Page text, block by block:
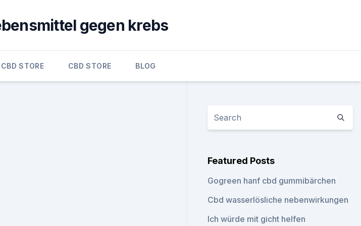
gegen krebs
CBD STORE CBD STORE BLOG
Featured Posts
Gogreen hanf cbd gummibärchen
Cbd wasserlösliche nebenwirkungen
Ich würde mit gicht helfen